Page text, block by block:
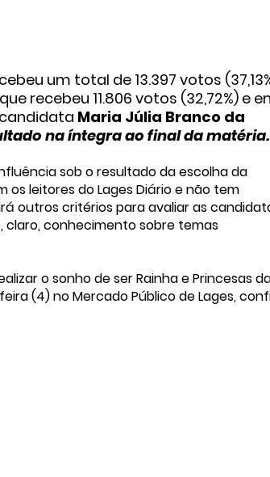
um total de 13.397 votos
que recebeu 11.806 votos (32,72%) e
Maria Júlia Branco da
na íntegra ao final da matéria.
sob o resultado da escolha da
leitores do Lages Diário e não tem
outros critérios para avaliar as
conhecimento sobre temas
o sonho de ser Rainha e Princesas
(4) no Mercado Público de Lages,